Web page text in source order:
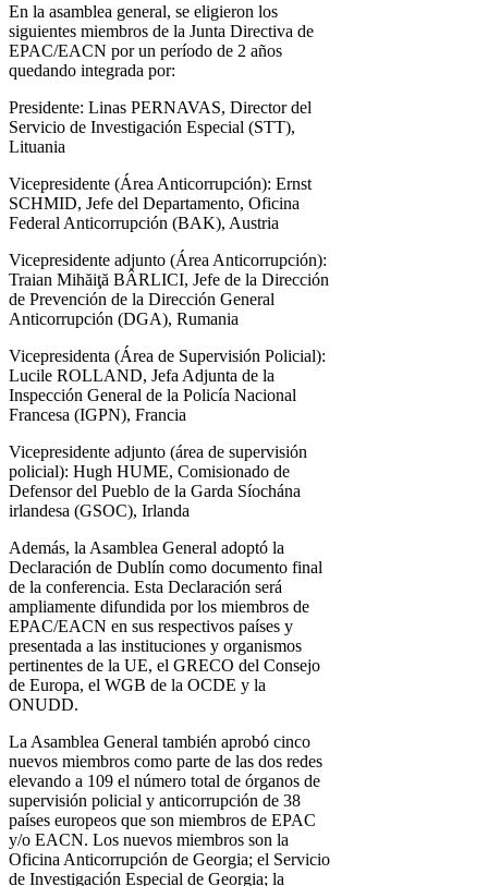
En la asamblea general, se eligieron los
siguientes miembros de la Junta Directiva de
EPAC/EACN por un período de 2 años
quedando integrada por:
Presidente: Linas PERNAVAS, Director del
Servicio de Investigación Especial (STT),
Lituania
Vicepresidente (Área Anticorrupción): Ernst
SCHMID, Jefe del Departamento, Oficina
Federal Anticorrupción (BAK), Austria
Vicepresidente adjunto (Área Anticorrupción):
Traian Mihăiţă BÂRLICI, Jefe de la Dirección
de Prevención de la Dirección General
Anticorrupción (DGA), Rumania
Vicepresidenta (Área de Supervisión Policial):
Lucile ROLLAND, Jefa Adjunta de la
Inspección General de la Policía Nacional
Francesa (IGPN), Francia
Vicepresidente adjunto (área de supervisión
policial): Hugh HUME, Comisionado de
Defensor del Pueblo de la Garda Síochána
irlandesa (GSOC), Irlanda
Además, la Asamblea General adoptó la
Declaración de Dublín como documento final
de la conferencia. Esta Declaración será
ampliamente difundida por los miembros de
EPAC/EACN en sus respectivos países y
presentada a las instituciones y organismos
pertinentes de la UE, el GRECO del Consejo
de Europa, el WGB de la OCDE y la
ONUDD.
La Asamblea General también aprobó cinco
nuevos miembros como parte de las dos redes
elevando a 109 el número total de órganos de
supervisión policial y anticorrupción de 38
países europeos que son miembros de EPAC
y/o EACN. Los nuevos miembros son la
Oficina Anticorrupción de Georgia; el Servicio
de Investigación Especial de Georgia; la